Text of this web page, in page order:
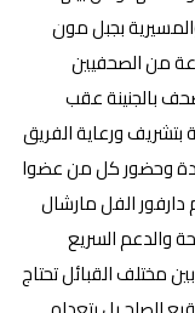
بجبل مون
من الصحفيين
بالجنينة عقب
بتشريف ورعاية الفريق
وحضور كل من عضوا
الفل مارشال
والدعم السريع
مختلف القبائل تحتاج